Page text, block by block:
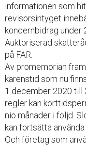
informationen som
revisorsintyget
koncernbidrag under
Auktoriserad
på FAR.
Av promemorian
karenstid som nu
1 december 2020 till
regler kan
nio månader i följd.
kan fortsätta
Och företag som